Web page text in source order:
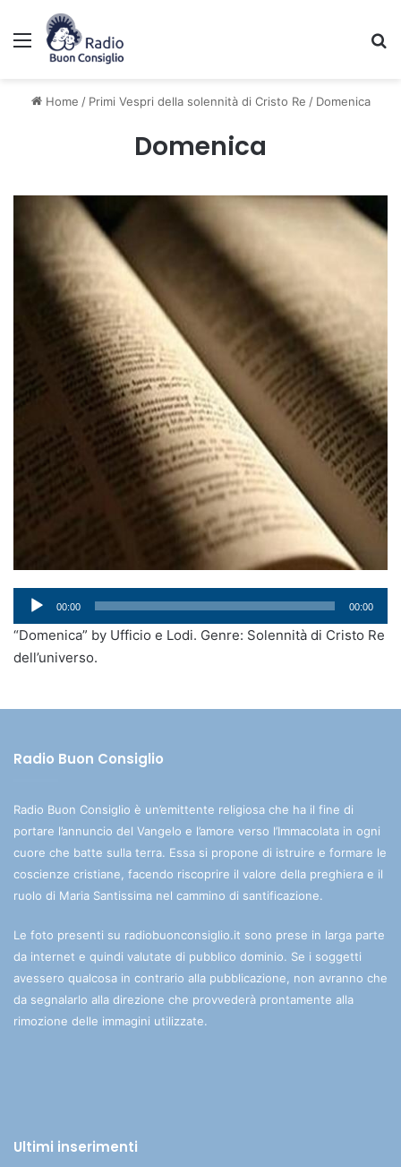
Menu
Home / Primi Vespri della solennità di Cristo Re / Domenica
Domenica
Audio
Player
00:00 00:00
“Domenica” by Ufficio e Lodi. Genre: Solennità di Cristo Re
dell’universo.
Radio Buon Consiglio
Radio Buon Consiglio è un’emittente religiosa che ha il fine di
portare l’annuncio del Vangelo e l’amore verso l’Immacolata in ogni
cuore che batte sulla terra. Essa si propone di istruire e formare le
coscienze cristiane, facendo riscoprire il valore della preghiera e il
ruolo di Maria Santissima nel cammino di santificazione.
Le foto presenti su radiobuonconsiglio.it sono prese in larga parte
da internet e quindi valutate di pubblico dominio. Se i soggetti
avessero qualcosa in contrario alla pubblicazione, non avranno che
da segnalarlo alla direzione che provvederà prontamente alla
rimozione delle immagini utilizzate.
Ultimi inserimenti